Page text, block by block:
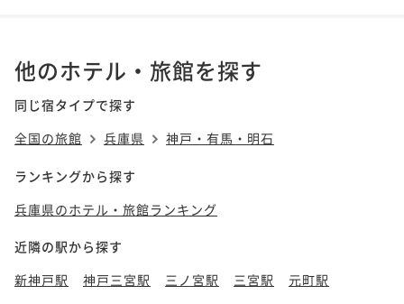
他のホテル・旅館を探す
同じ宿タイプで探す
全国の旅館
兵庫県 神戸・有馬・明石
ランキングから探す
兵庫県のホテル・旅館ランキング
近隣の駅から探す
新神戸駅
神戸三宮駅 三ノ宮駅 三宮駅
元町駅